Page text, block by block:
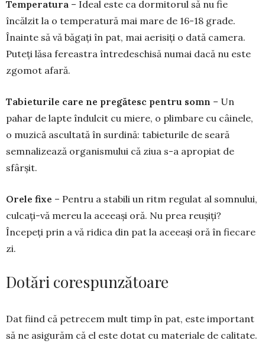
Temperatura – Ideal este ca dormitorul să nu fie
încălzit la o temperatură mai mare de 16-18 grade.
Înainte să vă băgați în pat, mai aerisiți o dată camera.
Puteți lăsa fereastra întredeschisă numai dacă nu este
zgomot afară.
Tabieturile care ne pre­­gătesc pentru somn – Un
pahar de lapte îndulcit cu miere, o plimbare cu câinele,
o muzică ascultată în sur­dină: tabieturile de seară
semnalizează organis­mu­lui că ziua s-a apro­piat de
sfârșit.
Orele fixe – Pentru a stabili un ritm regu­lat al somnului,
culcați-vă mereu la aceeași oră. Nu prea reușiți?
Începeți prin a vă ridica din pat la aceeași oră în fiecare
zi.
Dotări corespunzătoare
Dat fiind că petrecem mult timp în pat, este important
să ne asigurăm că el este dotat cu materiale de calitate.